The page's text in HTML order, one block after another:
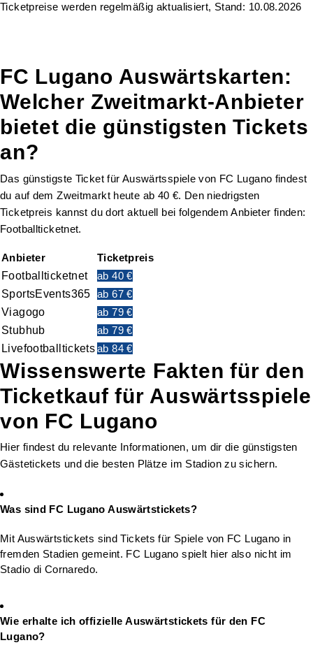
Ticketpreise werden regelmäßig aktualisiert, Stand: 10.08.2026
FC Lugano Auswärtskarten:
Welcher Zweitmarkt-Anbieter
bietet die günstigsten Tickets
an?
Das günstigste Ticket für Auswärtsspiele von FC Lugano findest
du auf dem Zweitmarkt heute ab 40 €. Den niedrigsten
Ticketpreis kannst du dort aktuell bei folgendem Anbieter finden:
Footballticketnet.
Anbieter
Ticketpreis
Footballticketnet
ab 40 €
SportsEvents365 ab 67 €
Viagogo
ab 79 €
Stubhub
ab 79 €
Livefootballticketsab 84 €
Wissenswerte Fakten für den
Ticketkauf für Auswärtsspiele
von FC Lugano
Hier findest du relevante Informationen, um dir die günstigsten
Gästetickets und die besten Plätze im Stadion zu sichern.
Was sind FC Lugano Auswärtstickets?
Mit Auswärtstickets sind Tickets für Spiele von FC Lugano in
fremden Stadien gemeint. FC Lugano spielt hier also nicht im
Stadio di Cornaredo.
Wie erhalte ich offizielle Auswärtstickets für den FC
Lugano?